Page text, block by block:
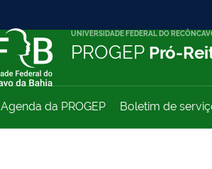
UNIVERSIDADE FEDERAL DO
PROGEP Pró-
Agenda da PROGEP Boletim de